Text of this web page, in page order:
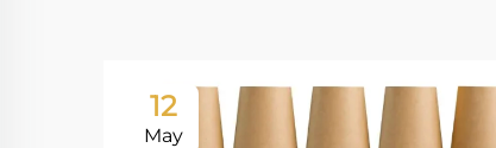
12
May